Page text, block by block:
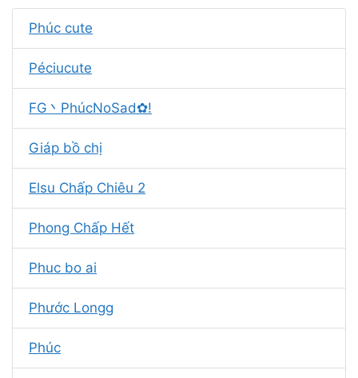
Phúc cute
Péciucute
FG丶PhúcNoSad✿!
Giáp bồ chị
Elsu Chấp Chiêu 2
Phong Chấp Hết
Phuc bo ai
Phước Longg
Phúc